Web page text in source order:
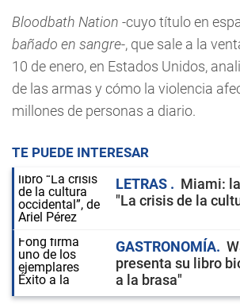
Bloodbath Nation -cuyo título en
bañado en sangre-, que sale a la
10 de enero, en Estados Unidos,
de las armas y cómo la violencia
millones de personas a diario.
TE PUEDE INTERESAR
LETRAS
Miami:
"La crisis de la
GASTRONOMÍA
presenta su libro
a la brasa"